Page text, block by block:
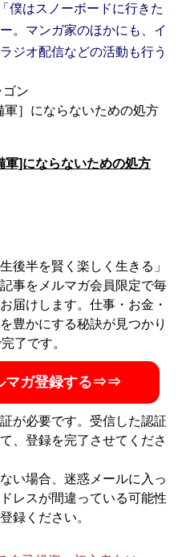
僕はスノーボードに行きた
。マンガ家のほかにも、イ
ジオ配信などの活動も行う
ゴン
］にならないための処方
軍]にならないための処方
後半を賢く楽しく生きる」
事をメルマガ会員限定で毎
届けします。仕事・お金・
豊かにする秘訣が見つかり
了です。
マガ登録する⇒⇒
が必要です。受信した認証
、登録を完了させてくださ
い場合、迷惑メールに入っ
レスが間違っている可能性
録ください。